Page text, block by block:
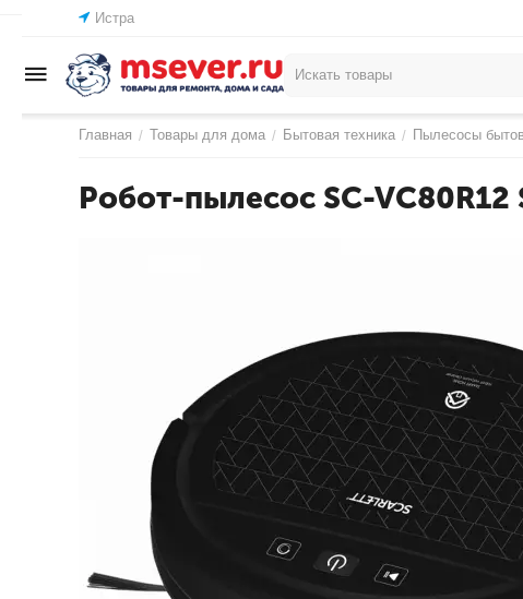
Истра
Главная / Товары для дома / Бытовая техника / Пылесосы
Робот-пылесос SC-VC80R12